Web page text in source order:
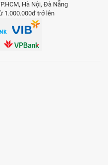
Hà Nội, Đà Nẵng
1.000.000đ trở lên